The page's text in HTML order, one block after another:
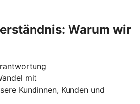
Warum wir
mit
Kundinnen, Kunden und